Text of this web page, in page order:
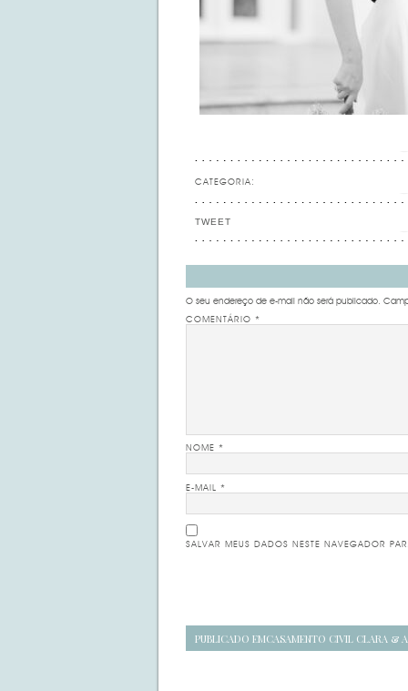
CATEGORIA:
TWEET
O seu endereço de e-mail não será publicado.
COMENTÁRIO *
NOME *
E-MAIL *
SALVAR MEUS DADOS NESTE NAVEGADOR
Navegação
PUBLICADO EMCASAMENTO CIVIL CLARA &